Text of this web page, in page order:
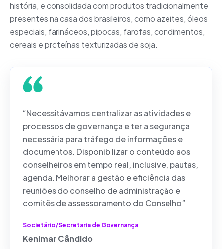
história, e consolidada com produtos tradicionalmente
presentes na casa dos brasileiros, como azeites, óleos
especiais, farináceos, pipocas, farofas, condimentos,
cereais e proteínas texturizadas de soja.
“Necessitávamos centralizar as atividades e
processos de governança e ter a segurança
necessária para tráfego de informações e
documentos. Disponibilizar o conteúdo aos
conselheiros em tempo real, inclusive, pautas,
agenda. Melhorar a gestão e eficiência das
reuniões do conselho de administração e
comitês de assessoramento do Conselho”
Societário/Secretaria de Governança
Kenimar Cândido